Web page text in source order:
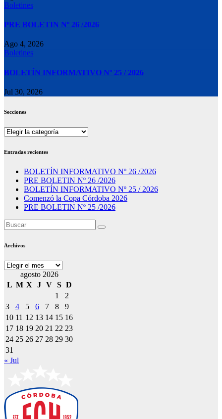
Boletines
PRE BOLETIN Nº 26 /2026
Ago 4, 2026
Boletines
BOLETÍN INFORMATIVO Nº 25 / 2026
Jul 30, 2026
Secciones
Secciones
Entradas recientes
BOLETÍN INFORMATIVO Nº 26 /2026
PRE BOLETIN Nº 26 /2026
BOLETÍN INFORMATIVO Nº 25 / 2026
Comenzó la Copa Córdoba 2026
PRE BOLETIN Nº 25 /2026
Archivos
Archivos
agosto 2026
L M X J V S D
1
2
3
4 5 6 7 8
9
10 11 12 13 14 15 16
17 18 19 20 21 22 23
24 25 26 27 28 29 30
31
« Jul